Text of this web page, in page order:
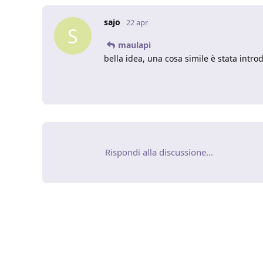
S
sajo 22 apr
maulapi
bella idea, una cosa simile è stata
Rispondi alla discussione...